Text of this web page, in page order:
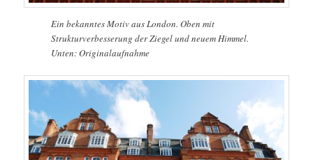
Ein bekanntes Motiv aus London. Oben mit
Strukturverbesserung der Ziegel und neuem Himmel.
Unten: Originalaufnahme